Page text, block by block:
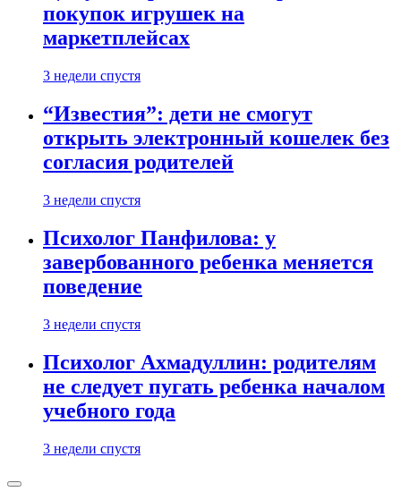
покупок игрушек на
маркетплейсах
3 недели спустя
“Известия”: дети не смогут
открыть электронный кошелек без
согласия родителей
3 недели спустя
Психолог Панфилова: у
завербованного ребенка меняется
поведение
3 недели спустя
Психолог Ахмадуллин: родителям
не следует пугать ребенка началом
учебного года
3 недели спустя